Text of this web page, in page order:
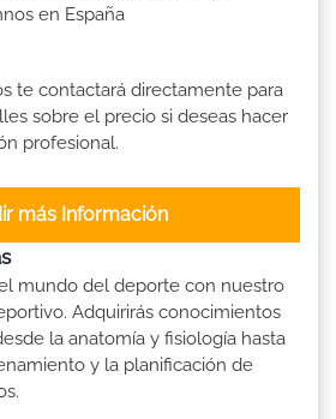
en España
te contactará directamente para
sobre el precio si deseas hacer
profesional.
más Información
mundo del deporte con nuestro
Adquirirás conocimientos
la anatomía y fisiología hasta
y la planificación de